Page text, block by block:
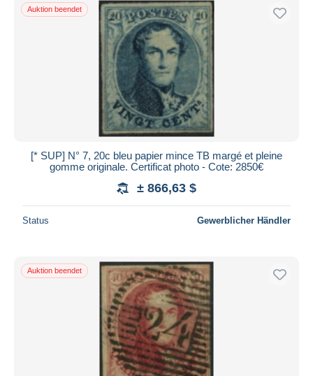
Auktion beendet
[* SUP] N° 7, 20c bleu papier mince TB margé et pleine
gomme originale. Certificat photo - Cote: 2850€
± 866,63 $
Status Gewerblicher Händler
Auktion beendet